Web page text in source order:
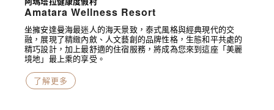
Amatara Wellness Resort
坐擁安達曼海最迷人的海天景致，泰式風格與經典現代的交
融，展現了精緻內斂、人文藝創的品牌性格，生態和平共處的
精巧設計，加上最舒適的住宿服務，將成為您來到這座「美麗
境地」最上乘的享受。
了解更多